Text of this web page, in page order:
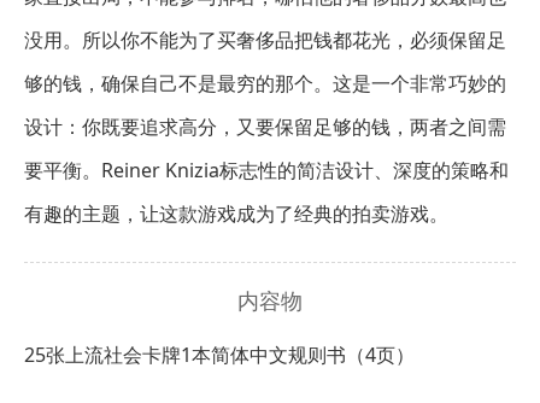
没用。所以你不能为了买奢侈品把钱都花光，必须保留足
够的钱，确保自己不是最穷的那个。这是一个非常巧妙的
设计：你既要追求高分，又要保留足够的钱，两者之间需
要平衡。Reiner Knizia标志性的简洁设计、深度的策略和
有趣的主题，让这款游戏成为了经典的拍卖游戏。
内容物
25张上流社会卡牌1本简体中文规则书（4页）